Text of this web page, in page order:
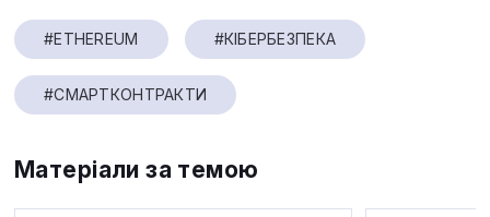
#ETHEREUM #КІБЕРБЕЗПЕКА
#СМАРТКОНТРАКТИ
Матеріали за темою